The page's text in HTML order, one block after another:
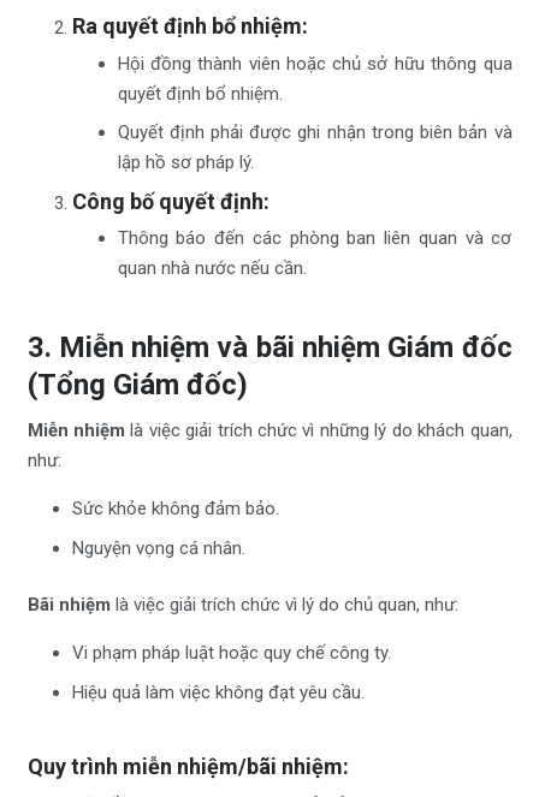
Ra quyết định bổ nhiệm:
Hội đồng thành viên hoặc chủ sở hữu thông qua
quyết định bổ nhiệm.
Quyết định phải được ghi nhận trong biên bản và
lập hồ sơ pháp lý.
Công bố quyết định:
Thông báo đến các phòng ban liên quan và cơ
quan nhà nước nếu cần.
3. Miễn nhiệm và bãi nhiệm Giám đốc
(Tổng Giám đốc)
Miễn nhiệm là việc giải trích chức vì những lý do khách quan,
như:
Sức khỏe không đảm bảo.
Nguyện vọng cá nhân.
Bãi nhiệm là việc giải trích chức vì lý do chủ quan, như:
Vi phạm pháp luật hoặc quy chế công ty.
Hiệu quả làm việc không đạt yêu cầu.
Quy trình miễn nhiệm/bãi nhiệm: